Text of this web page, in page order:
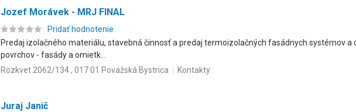
Jozef Morávek - MRJ FINAL
Pridať hodnotenie
Predaj izolačného materiálu, stavebná činnosť a predaj termoizolačných fasádnych systémov a
povrchov - fasády a omietk...
Rozkvet 2062/134 , 017 01 Považská Bystrica
Kontakty
Juraj Janič